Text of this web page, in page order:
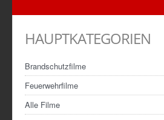
ARTIKEL
KONTAKT
REGISTRIEREN
HAUPTKATEGORIEN
Brandschutzfilme
Feuerwehrfilme
Alle Filme